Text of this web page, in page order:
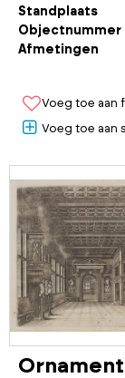
Standplaats
Objectnummer
Afmetingen
Voeg toe aan
Voeg toe aan